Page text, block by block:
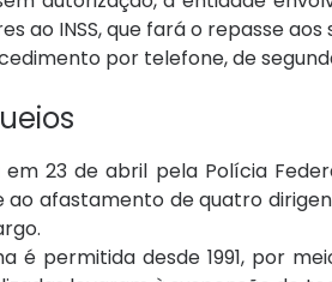
ao INSS, que fará o repasse aos
por telefone, de
23 de abril pela Polícia
ao afastamento de quatro
permitida desde 1991, por